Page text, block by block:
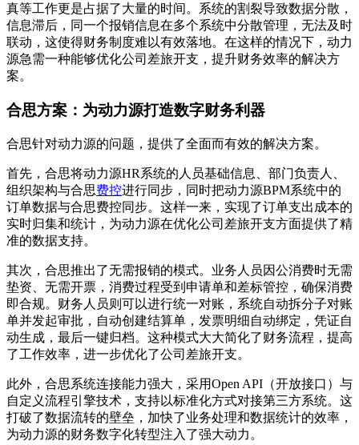
真等工作更是占据了大量的时间。系统的割裂导致数据分散，
信息滞后，同一个报销信息在多个系统中分散管理，无法及时
联动，这使得财务制度难以有效落地。在这样的情况下，动力
源急需一种能够优化公司差旅开支，提升财务效率的解决方
案。
合思方案：为动力源打造数字财务利器
合思针对动力源的问题，提供了全面而有效的解决方案。
首先，合思将动力源HR系统的人员基础信息、部门负责人、
组织架构与合思费控进行同步，同时把动力源BPM系统中的
订单数据与合思费控同步。这样一来，实现了订单支出成本的
实时归集和统计，为动力源在优化公司差旅开支方面提供了精
准的数据支持。
其次，合思推出了无需报销的模式。业务人员因公消费时无需
垫资、无需开票，消费过程受到申请单和差标管控，确保消费
即合规。财务人员则可以进行统一对账，系统自动拆分子对账
单并发起审批，自动创建结算单，发票明细自动绑定，凭证自
动生成，最后一键归档。这种模式大大简化了财务流程，提高
了工作效率，进一步优化了公司差旅开支。
此外，合思系统连接能力强大，采用Open API（开放接口）与
自定义流程引擎技术，支持以标准化方式对接第三方系统。这
打破了数据流转的壁垒，加快了业务处理和数据统计的效率，
为动力源的财务数字化转型注入了强大动力。